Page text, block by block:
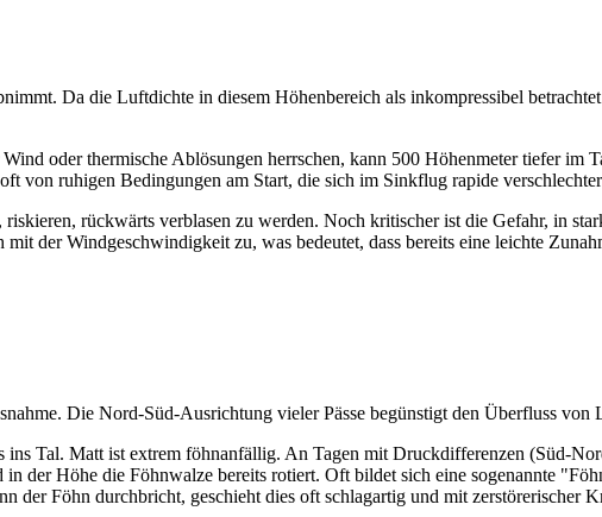
Da die Luftdichte in diesem Höhenbereich als inkompressibel
oder thermische Ablösungen herrschen, kann 500 Höhenmeter tiefer im
von ruhigen Bedingungen am Start, die sich im Sinkflug rapide
rückwärts verblasen zu werden. Noch kritischer ist die Gefahr, in
der Windgeschwindigkeit zu, was bedeutet, dass bereits eine leichte
Die Nord-Süd-Ausrichtung vieler Pässe begünstigt den Überfluss von
ins Tal. Matt ist extrem föhnanfällig. An Tagen mit Druckdifferenzen (Süd-
der Höhe die Föhnwalze bereits rotiert. Oft bildet sich eine sogenannte
der Föhn durchbricht, geschieht dies oft schlagartig und mit zerstörerischer